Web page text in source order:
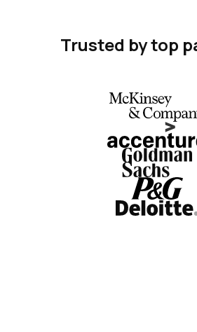
Trusted by top